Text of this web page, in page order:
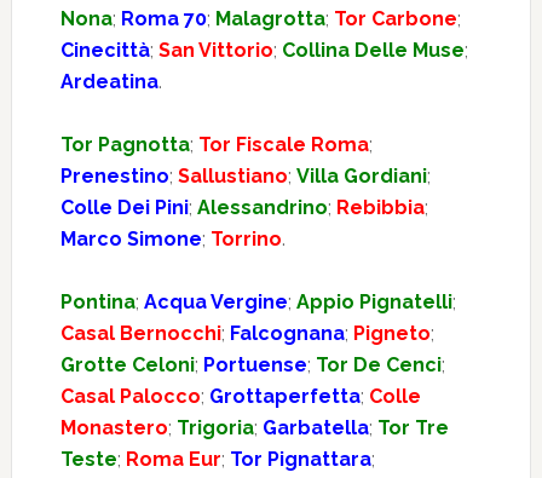
Nona; Roma 70; Malagrotta; Tor Carbone;
Cinecittà; San Vittorio; Collina Delle Muse;
Ardeatina.
Tor Pagnotta; Tor Fiscale Roma;
Prenestino; Sallustiano; Villa Gordiani;
Colle Dei Pini; Alessandrino; Rebibbia;
Marco Simone; Torrino.
Pontina; Acqua Vergine; Appio Pignatelli;
Casal Bernocchi; Falcognana; Pigneto;
Grotte Celoni; Portuense; Tor De Cenci;
Casal Palocco; Grottaperfetta; Colle
Monastero; Trigoria; Garbatella; Tor Tre
Teste; Roma Eur; Tor Pignattara;